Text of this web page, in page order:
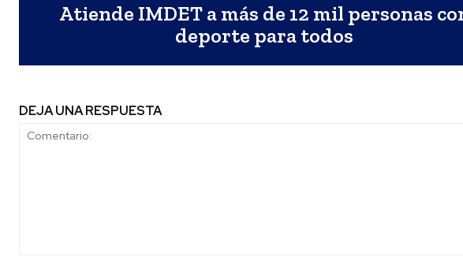
Atiende IMDET a más de 12 mil personas
deporte para todos
DEJA UNA RESPUESTA